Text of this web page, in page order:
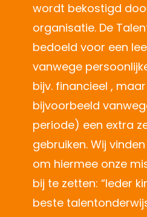
wordt bekostigd
organisatie. De
bedoeld voor een
vanwege
bijv. financieel ,
bijvoorbeeld
periode) een extra
gebruiken. Wij
om hiermee onze
bij te zetten: “Ieder
beste